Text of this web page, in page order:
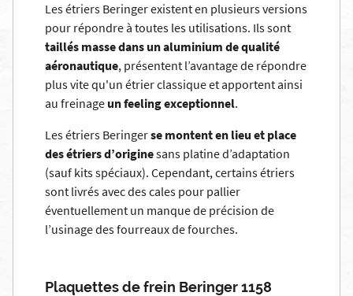
Les étriers Beringer existent en plusieurs versions
pour répondre à toutes les utilisations. Ils sont
taillés masse dans un aluminium de qualité
aéronautique, présentent l’avantage de répondre
plus vite qu'un étrier classique et apportent ainsi
au freinage un feeling exceptionnel.
Les étriers Beringerse montent en lieu et place
des étriers d’originesans platine d’adaptation
(sauf kits spéciaux). Cependant, certains étriers
sont livrés avec des cales pour pallier
éventuellement un manque de précision de
l’usinage des fourreaux de fourches.
Plaquettes de frein Beringer 1158